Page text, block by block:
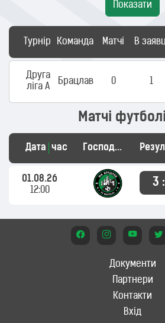
Показати
Турнір Команда Матчі В
Друга
ліга А
Брацлав 0 1
Матчі
Дата час Господарі
01.08.26
12:00
3
Документи
Партнери
Контакти
Вхід